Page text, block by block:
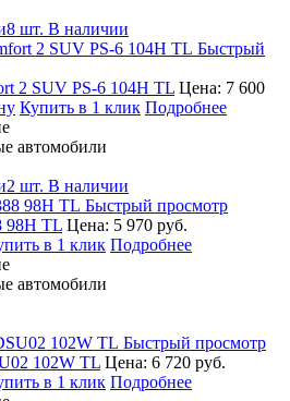
8 шт. В наличии
Быстрый
2 SUV PS-6 104H TL Цена: 7 600
Купить в 1 клик Подробнее
автомобили
2 шт. В наличии
Быстрый просмотр
98H TL Цена: 5 970 руб.
в 1 клик Подробнее
автомобили
Быстрый просмотр
102W TL Цена: 6 720 руб.
в 1 клик Подробнее